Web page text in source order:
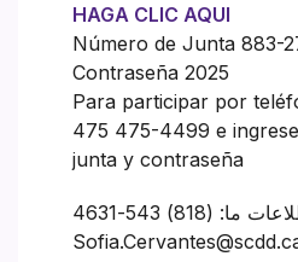
HAGA CLIC AQUI
Número de Junta 883-
Contraseña 2025
Para participar por
475 475-4499 e
junta y contraseña
اطلاعات ما: (818) 543-4631 o